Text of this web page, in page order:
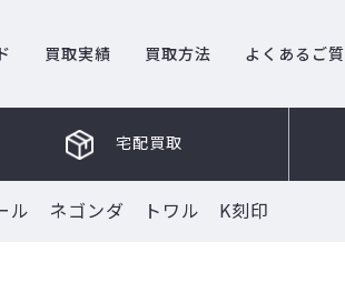
買取実績 買取方法 よくあるご
宅配買取
ル ネゴンダ トワル K刻印